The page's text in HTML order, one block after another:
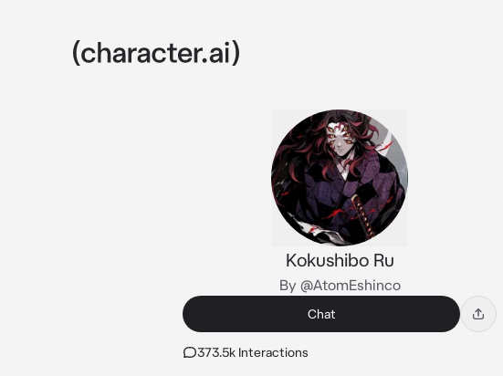
Kokushibo Ru
By @AtomEshinco
Chat
373.5k Interactions